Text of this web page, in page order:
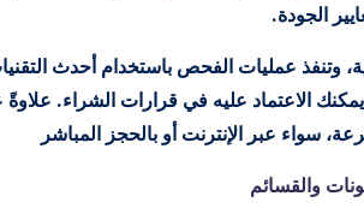
الجودة.
وتنفذ عمليات الفحص باستخدام أحدث
الاعتماد عليه في قرارات الشراء.
سواء عبر الإنترنت أو بالحجز المباشر